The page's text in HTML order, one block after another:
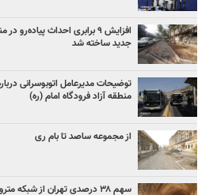
جدید ساخته شد
توضیحات مدیرعامل اتوبوسرانی
منطقه آزاد فرودگاه امام (ره)
از مجموعه ساصد تا بام ری
سهم ۳۸ درصدی تهران از شبکه